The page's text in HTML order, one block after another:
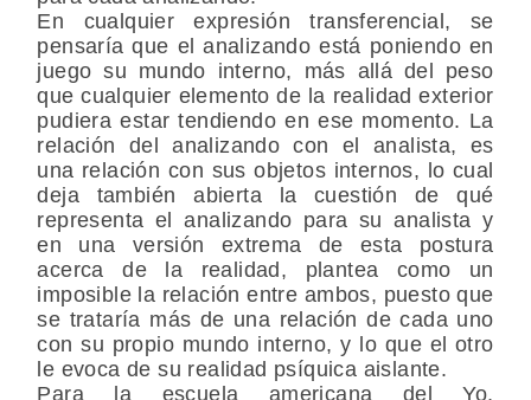
En cualquier expresión transferencial, se
pensaría que el analizando está poniendo en
juego su mundo interno, más allá del peso
que cualquier elemento de la realidad exterior
pudiera estar tendiendo en ese momento. La
relación del analizando con el analista, es
una relación con sus objetos internos, lo cual
deja también abierta la cuestión de qué
representa el analizando para su analista y
en una versión extrema de esta postura
acerca de la realidad, plantea como un
imposible la relación entre ambos, puesto que
se trataría más de una relación de cada uno
con su propio mundo interno, y lo que el otro
le evoca de su realidad psíquica aislante.
Para la escuela americana del Yo,